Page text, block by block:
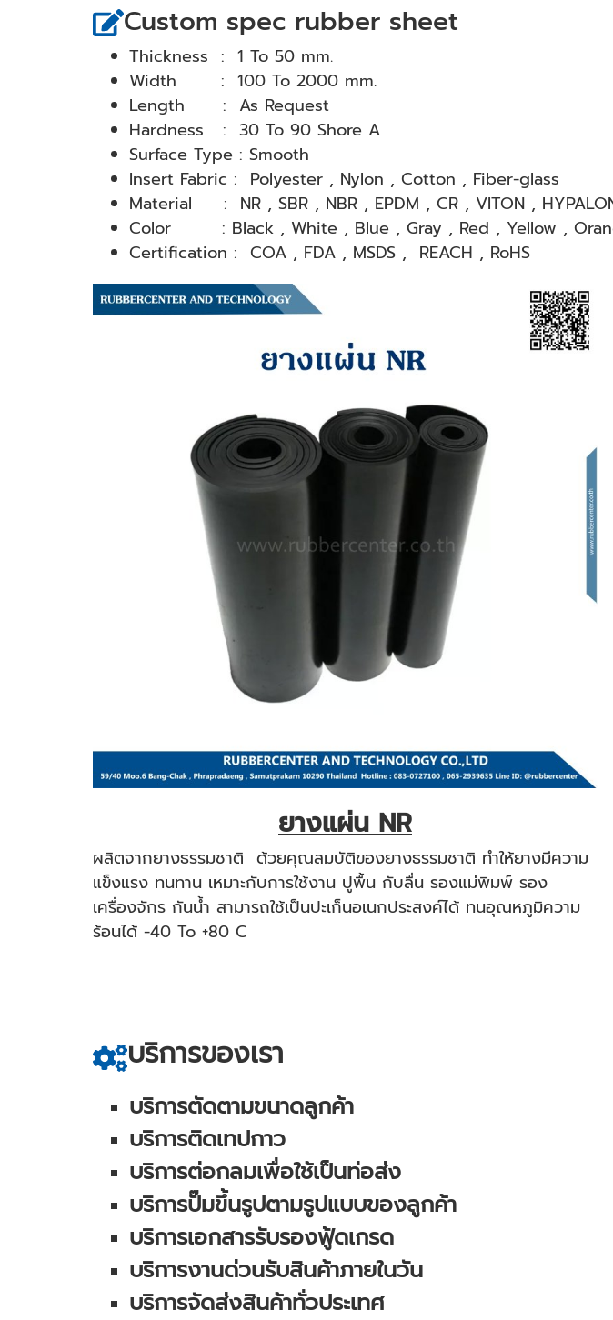
Custom spec rubber sheet
Thickness : 1 To 50 mm.
Width : 100 To 2000 mm.
Length : As Request
Hardness : 30 To 90 Shore A
Surface Type : Smooth
Insert Fabric : Polyester , Nylon , Cotton , Fiber-glass
Material : NR , SBR , NBR , EPDM , CR , VITON ,
Color : Black , White , Blue , Gray , Red , Yellow ,
Certification : COA , FDA , MSDS , REACH , RoHS
ยางแผ่น NR
ผลิตจากยางธรรมชาติ ด้วยคุณสมบัติของยางธรรมชาติ ทำให้ยางมีความ
แข็งแรง ทนทาน เหมาะกับการใช้งาน ปูพื้น กับลื่น รองแม่พิมพ์ รอง
เครื่องจักร กันน้ำ สามารถใช้เป็นปะเก็นอเนกประสงค์ได้ ทนอุณหภูมิความ
ร้อนได้ -40 To +80 C
บริการของเรา
บริการตัดตามขนาดลูกค้า
บริการติดเทปกาว
บริการต่อกลมเพื่อใช้เป็นท่อส่ง
บริการปั๊มขึ้นรูปตามรูปแบบของลูกค้า
บริการเอกสารรับรองฟู้ดเกรด
บริการงานด่วนรับสินค้าภายในวัน
บริการจัดส่งสินค้าทั่วประเทศ